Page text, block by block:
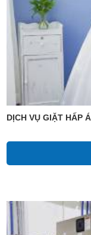
DỊCH VỤ GIẶT HẤP